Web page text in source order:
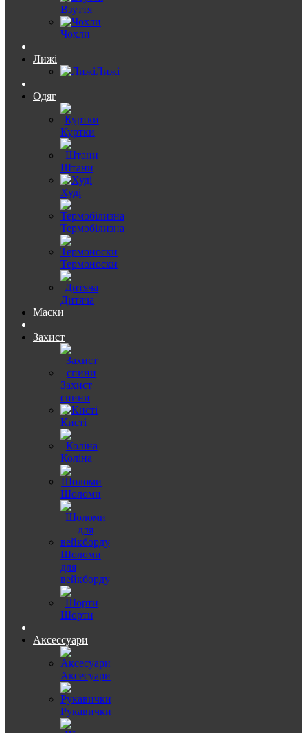
Взуття
Чохли
Лижі
Лижі
Одяг
Куртки
Штани
Худі
Термобілизна
Термоноски
Дитяча
Маски
Захист
Захист
спини
Кисті
Коліна
Шоломи
Шоломи
для
вейкборду
Шорти
Аксессуари
Аксесуари
Рукавички